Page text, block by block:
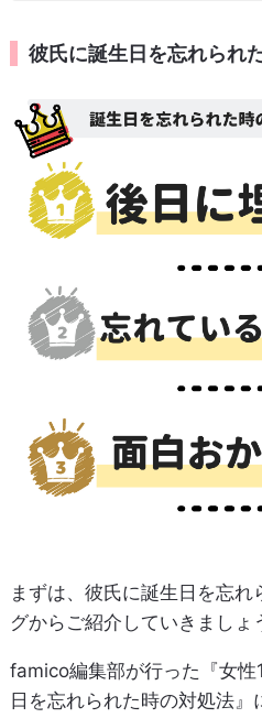
彼氏に誕生日を忘れられ
まずは、彼氏に誕生日を忘
グからご紹介していきましょ
famico編集部が行った『女
日を忘れられた時の対処法』